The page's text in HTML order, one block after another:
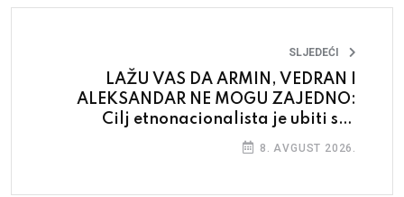
SLJEDEĆI
LAŽU VAS DA ARMIN, VEDRAN I
ALEKSANDAR NE MOGU ZAJEDNO:
Cilj etnonacionalista je ubiti sve
zajedničko, ali stiže poruka da je bilo
8. AVGUST 2026.